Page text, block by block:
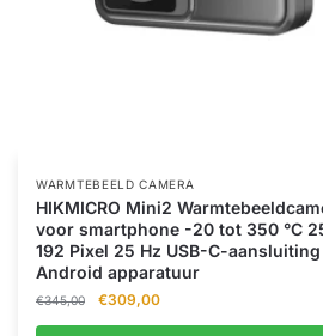
WARMTEBEELD CAMERA
HIKMICRO Mini2
voor smartphone -20 tot 350 °C
192 Pixel 25 Hz USB-C-
Android apparatuur
€345,00
Oorspronkelijke
€309,00Huidige